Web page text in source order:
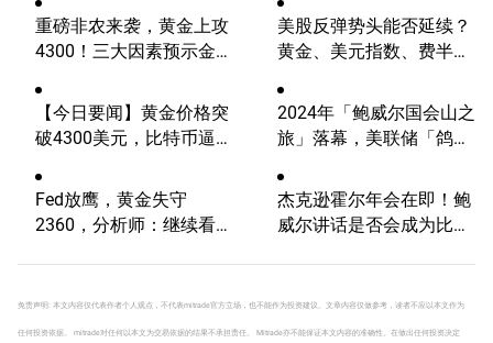
重磅非农来袭，黄金上攻
4300！三大因素预示金价
美股反弹势头能否延续？
黄金、美元指数、费半指
【今日要闻】黄金价格突
破4300美元，比特币逼近
2024年「鲍威尔国会山之
旅」落幕，美联储「鸽
Fed放鹰，黄金失守
2360，分析师：继续看
杰克逊霍尔年会在即！鲍
威尔讲话是否会成为比特
免责声明: 本文内容仅代表作者个人观点，不代表mitrade官方立场，也不能作为投资建议。文章内容仅做参考，读者不应以本文作为
任何投资依据。 mitrade对任何以本文为交易依据的结果不承担责任。 Mitrade亦不能保证本文内容的准确性。在做出任何投资决定